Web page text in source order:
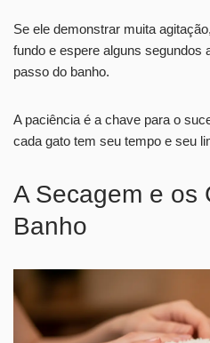
Se ele demonstrar muita
fundo e espere alguns segundos
passo do banho.
A paciência é a chave para o
cada gato tem seu tempo e seu
A Secagem e os
Banho